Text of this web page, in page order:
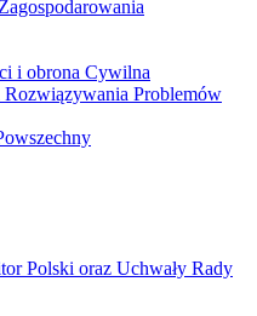
i obrona Cywilna
Problemów
Polski oraz Uchwały Rady